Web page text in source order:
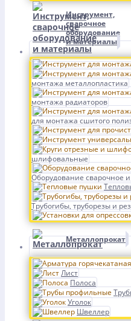
Инструмент,
сварочное
оборудование
и материалы
монтажа металлопластика
монтажа радиаторов
для монтажа сшитого
шлифовальные
Оборудование сварочное
Трубогибы, труборезы и
Металлопрокат
Лист
Полоса
Уголок
Швеллер